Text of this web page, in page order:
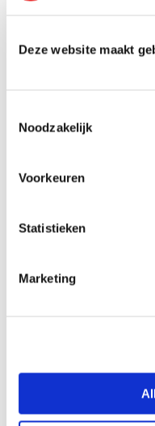
Deze website maakt
Noodzakelijk
Voorkeuren
Statistieken
Marketing